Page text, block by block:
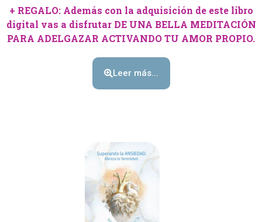
+ REGALO: Además con la adquisición de este libro
digital vas a disfrutar DE UNA BELLA MEDITACIÓN
PARA ADELGAZAR ACTIVANDO TU AMOR PROPIO.
Leer más...